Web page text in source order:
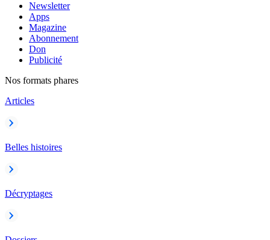
Newsletter
Apps
Magazine
Abonnement
Don
Publicité
Nos formats phares
Articles
Belles histoires
Décryptages